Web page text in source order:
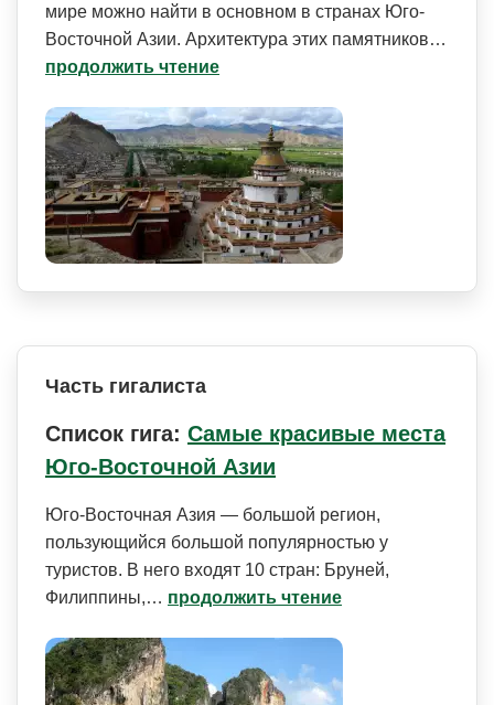
мире можно найти в основном в странах Юго-
Восточной Азии. Архитектура этих памятников…
продолжить чтение
Часть гигалиста
Список гига: Самые красивые места
Юго-Восточной Азии
Юго-Восточная Азия — большой регион,
пользующийся большой популярностью у
туристов. В него входят 10 стран: Бруней,
Филиппины,… продолжить чтение